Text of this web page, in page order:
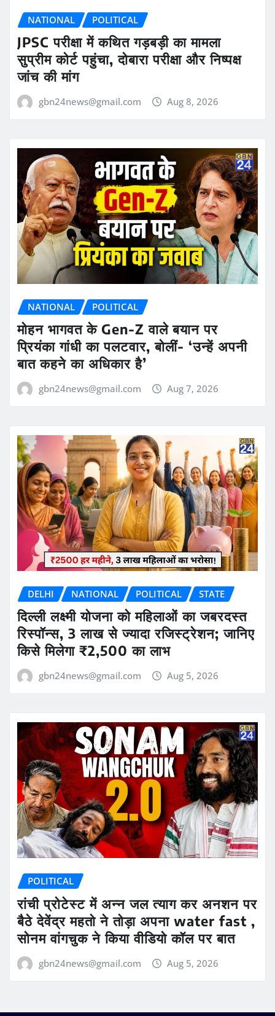
NATIONAL POLITICAL
JPSC परीक्षा में कथित गड़बड़ी का मामला
सुप्रीम कोर्ट पहुंचा, दोबारा परीक्षा और निष्पक्ष
जांच की मांग
gbn24news@gmail.com Aug 8, 2026
NATIONAL POLITICAL
मोहन भागवत के Gen-Z वाले बयान पर
प्रियंका गांधी का पलटवार, बोलीं- ‘उन्हें अपनी
बात कहने का अधिकार है’
gbn24news@gmail.com Aug 7, 2026
DELHI NATIONAL POLITICAL STATE
दिल्ली लक्ष्मी योजना को महिलाओं का जबरदस्त
रिस्पॉन्स, 3 लाख से ज्यादा रजिस्ट्रेशन; जानिए
किसे मिलेगा ₹2,500 का लाभ
gbn24news@gmail.com Aug 5, 2026
POLITICAL
रांची प्रोटेस्ट में अन्न जल त्याग कर अनशन पर
बैठे देवेंद्र महतो ने तोड़ा अपना water fast ,
सोनम वांगचुक ने किया वीडियो कॉल पर बात
gbn24news@gmail.com Aug 5, 2026